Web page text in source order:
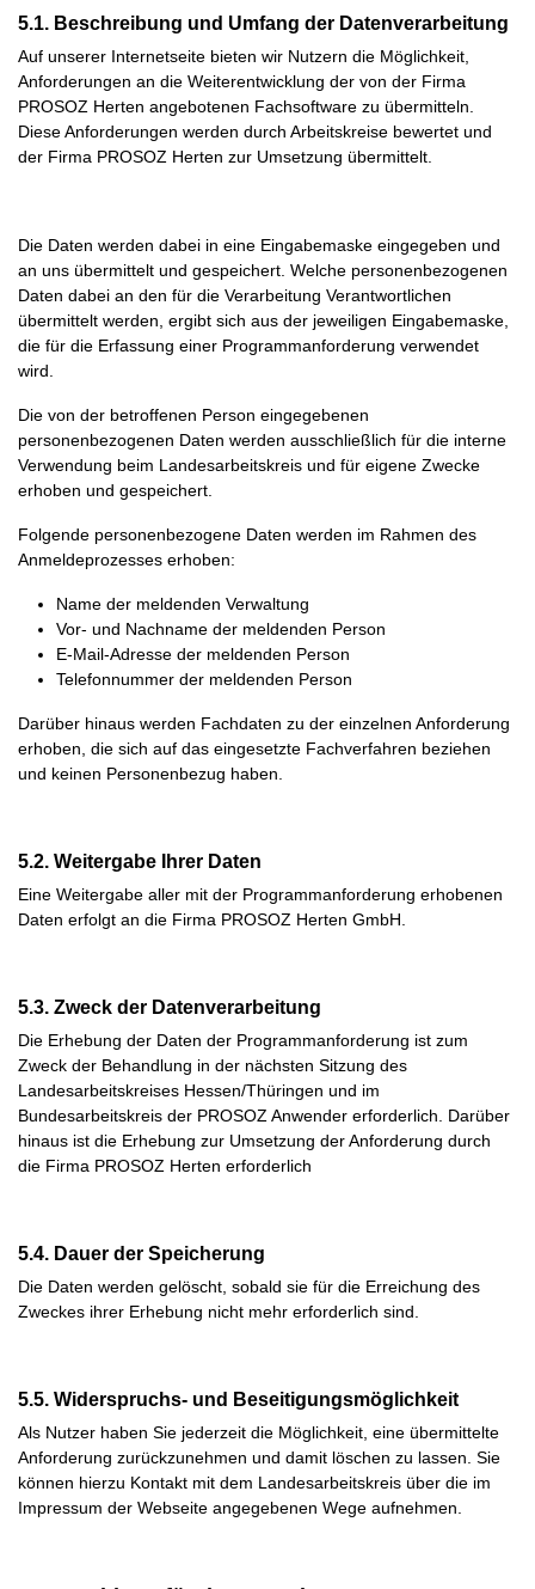
5.1. Beschreibung und Umfang der Datenverarbeitung
Auf unserer Internetseite bieten wir Nutzern die Möglichkeit,
Anforderungen an die Weiterentwicklung der von der Firma
PROSOZ Herten angebotenen Fachsoftware zu übermitteln.
Diese Anforderungen werden durch Arbeitskreise bewertet und
der Firma PROSOZ Herten zur Umsetzung übermittelt.
Die Daten werden dabei in eine Eingabemaske eingegeben und
an uns übermittelt und gespeichert. Welche personenbezogenen
Daten dabei an den für die Verarbeitung Verantwortlichen
übermittelt werden, ergibt sich aus der jeweiligen Eingabemaske,
die für die Erfassung einer Programmanforderung verwendet
wird.
Die von der betroffenen Person eingegebenen
personenbezogenen Daten werden ausschließlich für die interne
Verwendung beim Landesarbeitskreis und für eigene Zwecke
erhoben und gespeichert.
Folgende personenbezogene Daten werden im Rahmen des
Anmeldeprozesses erhoben:
Name der meldenden Verwaltung
Vor- und Nachname der meldenden Person
E-Mail-Adresse der meldenden Person
Telefonnummer der meldenden Person
Darüber hinaus werden Fachdaten zu der einzelnen Anforderung
erhoben, die sich auf das eingesetzte Fachverfahren beziehen
und keinen Personenbezug haben.
5.2. Weitergabe Ihrer Daten
Eine Weitergabe aller mit der Programmanforderung erhobenen
Daten erfolgt an die Firma PROSOZ Herten GmbH.
5.3. Zweck der Datenverarbeitung
Die Erhebung der Daten der Programmanforderung ist zum
Zweck der Behandlung in der nächsten Sitzung des
Landesarbeitskreises Hessen/Thüringen und im
Bundesarbeitskreis der PROSOZ Anwender erforderlich. Darüber
hinaus ist die Erhebung zur Umsetzung der Anforderung durch
die Firma PROSOZ Herten erforderlich
5.4. Dauer der Speicherung
Die Daten werden gelöscht, sobald sie für die Erreichung des
Zweckes ihrer Erhebung nicht mehr erforderlich sind.
5.5. Widerspruchs- und Beseitigungsmöglichkeit
Als Nutzer haben Sie jederzeit die Möglichkeit, eine übermittelte
Anforderung zurückzunehmen und damit löschen zu lassen. Sie
können hierzu Kontakt mit dem Landesarbeitskreis über die im
Impressum der Webseite angegebenen Wege aufnehmen.